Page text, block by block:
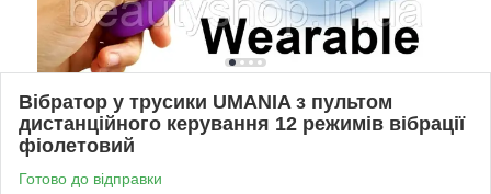
Вібратор у трусики UMANIA з пультом
дистанційного керування 12 режимів вібрації
фіолетовий
Готово до відправки